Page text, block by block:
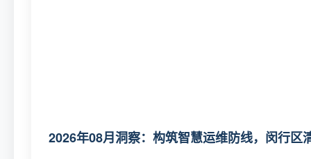
2026年08月洞察：构筑智慧运维防线，闵行